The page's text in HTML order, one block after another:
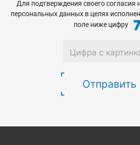
Для подтверждения своего согласия
персональных данных в целях
поле ниже цифру
Отправить